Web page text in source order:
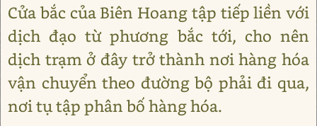
Cửa bắc của Biên Hoang tập tiếp liền với
dịch đạo từ phương bắc tới, cho nên
dịch trạm ở đây trở thành nơi hàng hóa
vận chuyển theo đường bộ phải đi qua,
nơi tụ tập phân bố hàng hóa.